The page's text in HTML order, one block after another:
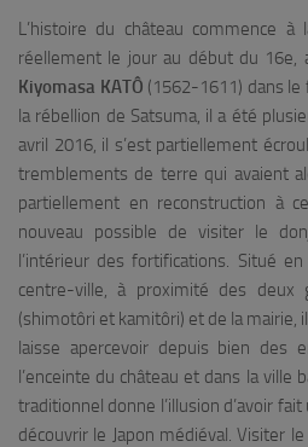
L’histoire du château commence
réellement le jour au début du 16e,
Kiyomasa KATÔ (1562-1611) dans
la rébellion de Satsuma, il a été
avril 2016, il s’est partiellement
tremblements de terre qui avaient
partiellement en reconstruction à
nouveau possible de visiter le
l’intérieur des fortifications. Situé
centre-ville, à proximité des deux
(shimotôri et kamitôri) et de la mairie,
laisse apercevoir depuis bien des
l’enceinte du château et dans la ville
traditionnel donne l’illusion d’avoir
découvrir le Japon médiéval. Visiter